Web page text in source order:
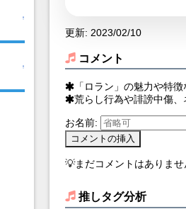
↑
↑
更新: 2023/02/10
コメント
「ロラン」の魅力や特徴
荒らし行為や誹謗中傷
お名前:
💡まだコメントはありま
推しタグ分析